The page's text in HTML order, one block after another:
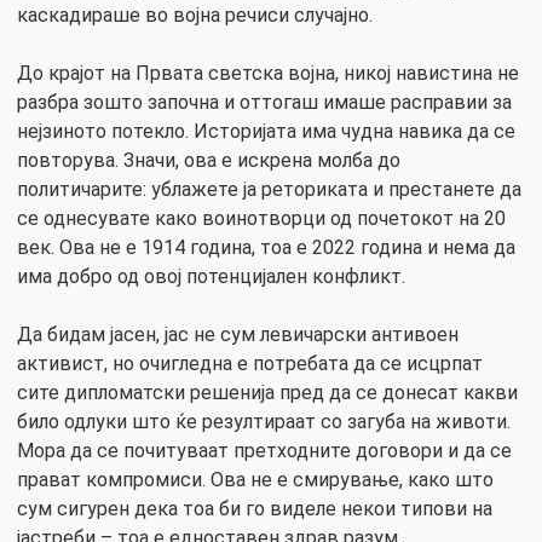
каскадираше во војна речиси случајно.
До крајот на Првата светска војна, никој навистина не
разбра зошто започна и оттогаш имаше расправии за
нејзиното потекло. Историјата има чудна навика да се
повторува. Значи, ова е искрена молба до
политичарите: ублажете ја реториката и престанете да
се однесувате како воинотворци од почетокот на 20
век. Ова не е 1914 година, тоа е 2022 година и нема да
има добро од овој потенцијален конфликт.
Да бидам јасен, јас не сум левичарски антивоен
активист, но очигледна е потребата да се исцрпат
сите дипломатски решенија пред да се донесат какви
било одлуки што ќе резултираат со загуба на животи.
Мора да се почитуваат претходните договори и да се
прават компромиси. Ова не е смирување, како што
сум сигурен дека тоа би го виделе некои типови на